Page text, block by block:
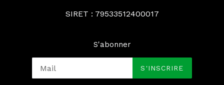
SIRET : 79533512400017
S'abonner
S'INSCRIRE